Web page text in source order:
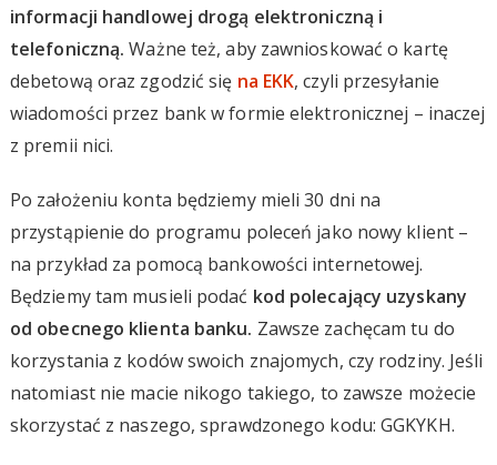
informacji handlowej drogą elektroniczną i
telefoniczną. Ważne też, aby zawnioskować o kartę
debetową oraz zgodzić się na EKK, czyli przesyłanie
wiadomości przez bank w formie elektronicznej – inaczej
z premii nici.
Po założeniu konta będziemy mieli 30 dni na
przystąpienie do programu poleceń jako nowy klient –
na przykład za pomocą bankowości internetowej.
Będziemy tam musieli podać kod polecający uzyskany
od obecnego klienta banku. Zawsze zachęcam tu do
korzystania z kodów swoich znajomych, czy rodziny. Jeśli
natomiast nie macie nikogo takiego, to zawsze możecie
skorzystać z naszego, sprawdzonego kodu: GGKYKH.